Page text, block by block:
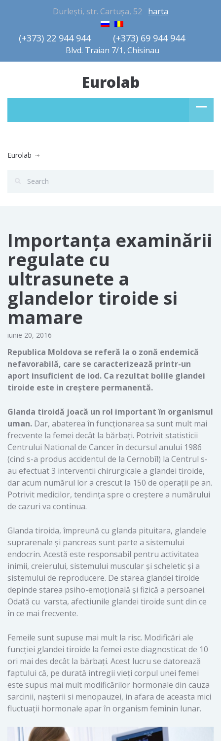
Durlești, str. Cartușa, 52 harta
(+373) 22 944 944         (+373) 69 944 944
Blvd. Traian 7/1, Chisinau
Eurolab
Eurolab
Importanţa examinării
regulate cu
ultrasunete a
glandelor tiroide si
mamare
iunie 20, 2016
Republica Moldova se referă la o zonă endemică
nefavorabilă, care se caracterizează printr-un
aport insuficient de iod. Ca rezultat bolile glandei
tiroide este in creştere permanentă.
Glanda tiroidă joacă un rol important în organismul
uman. Dar, abaterea în funcționarea sa sunt mult mai
frecvente la femei decât la bărbați. Potrivit statisticii
Centrului National de Cancer în decursul anului 1986
(cind s-a produs accidentul de la Cernobîl) la Centrul s-
au efectuat 3 interventii chirurgicale a glandei tiroide,
dar acum numărul lor a crescut la 150 de operații pe an.
Potrivit medicilor, tendința spre o creștere a numărului
de cazuri va continua.
Glanda tiroida, împreună cu glanda pituitara, glandele
suprarenale și pancreas sunt parte a sistemului
endocrin. Acestă este responsabil pentru activitatea
inimii, creierului, sistemului muscular şi scheletic și a
sistemului de reproducere. De starea glandei tiroide
depinde starea psiho-emoțională și fizică a persoanei.
Odată cu varsta, afectiunile glandei tiroide sunt din ce
în ce mai frecvente.
Femeile sunt supuse mai mult la risc. Modificări ale
funcției glandei tiroide la femei este diagnosticat de 10
ori mai des decât la bărbați. Acest lucru se datorează
faptului că, pe durată intregii vieți corpul unei femei
este supus mai mult modificărilor hormonale din cauza
sarcinii, naşterii si menopauzei, in afara de aceasta mici
fluctuații hormonale apar în organism feminin lunar.